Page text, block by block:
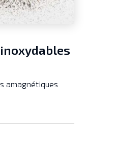
amagnétiques